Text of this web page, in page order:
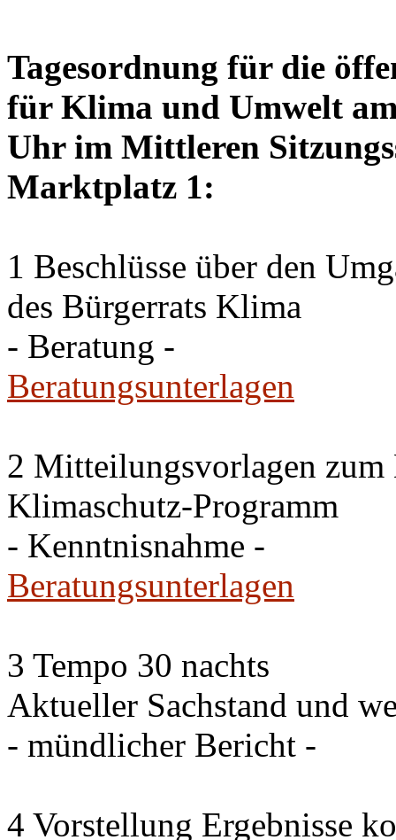
Tagesordnung für die
für Klima und Umwelt
Uhr im Mittleren
Marktplatz 1:
1 Beschlüsse über den
des Bürgerrats Klima
- Beratung -
Beratungsunterlagen
2 Mitteilungsvorlagen zum
Klimaschutz-Programm
- Kenntnisnahme -
Beratungsunterlagen
3 Tempo 30 nachts
Aktueller Sachstand und
- mündlicher Bericht -
4 Vorstellung Ergebnisse